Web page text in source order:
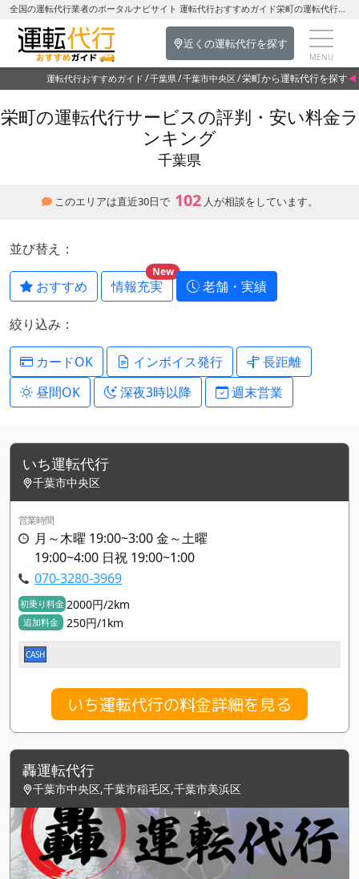
全国の運転代行業者のポータルナビサイト 運転代行おすすめガイド栄町の運転代行を探す-千葉県の運転代行
近くの運転代行を探す
運転代行おすすめガイド 千葉県 千葉市中央区 栄町から運転代行を探す
栄町の運転代行サービスの評判・安い料金ラ
ンキング
千葉県
このエリアは直近30日で 102 人が相談をしています。
並び替え：
おすすめ 情報充実
New
老舗・実績
絞り込み：
カードOK インボイス発行
長距離
昼間OK
深夜3時以降 週末営業
いち運転代行
千葉市中央区
営業時間
月～木曜 19:00~3:00 金～土曜
19:00~4:00 日祝 19:00~1:00
070-3280-3969
初乗り料金 2000円/2km
追加料金 250円/1km
CASH
いち運転代行の料金詳細を見る
轟運転代行
千葉市中央区,千葉市稲毛区,千葉市美浜区